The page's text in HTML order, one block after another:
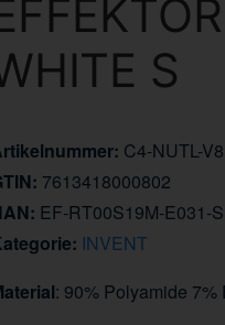
S
C4-NUTL-
7613418000802
EF-RT00S19M-E031-S
INVENT
: 90% Polyamide